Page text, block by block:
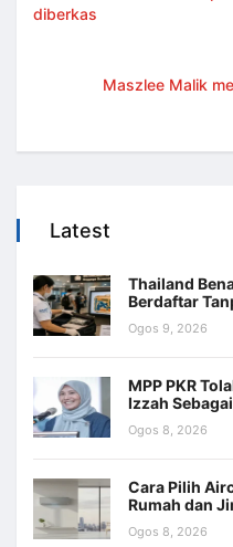
diberkas
Maszlee Malik
Latest
Thailand
Berdaftar
Ogos 9, 2026
MPP PKR
Izzah
Ogos 8, 2026
Cara Pilih
Rumah dan
Ogos 8, 2026